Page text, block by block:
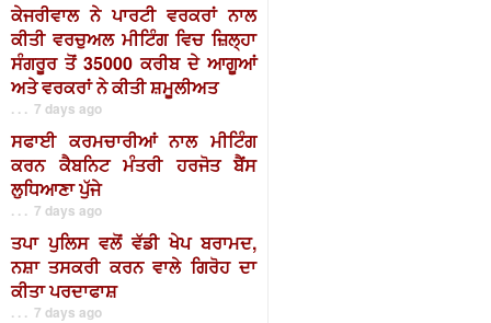
ਕੇਜਰੀਵਾਲ ਨੇ ਪਾਰਟੀ ਵਰਕਰਾਂ ਨਾਲ
ਕੀਤੀ ਵਰਚੁਅਲ ਮੀਟਿੰਗ ਵਿਚ ਜ਼ਿਲ੍ਹਾ
ਸੰਗਰੂਰ ਤੋਂ 35000 ਕਰੀਬ ਦੇ ਆਗੂਆਂ
ਅਤੇ ਵਰਕਰਾਂ ਨੇ ਕੀਤੀ ਸ਼ਮੂਲੀਅਤ
. . . 7 days ago
ਸਫਾਈ ਕਰਮਚਾਰੀਆਂ ਨਾਲ ਮੀਟਿੰਗ
ਕਰਨ ਕੈਬਨਿਟ ਮੰਤਰੀ ਹਰਜੋਤ ਬੈਂਸ
ਲੁਧਿਆਣਾ ਪੁੱਜੇ
. . . 7 days ago
ਤਪਾ ਪੁਲਿਸ ਵਲੋਂ ਵੱਡੀ ਖੇਪ ਬਰਾਮਦ,
ਨਸ਼ਾ ਤਸਕਰੀ ਕਰਨ ਵਾਲੇ ਗਿਰੋਹ ਦਾ
ਕੀਤਾ ਪਰਦਾਫਾਸ਼
. . . 7 days ago